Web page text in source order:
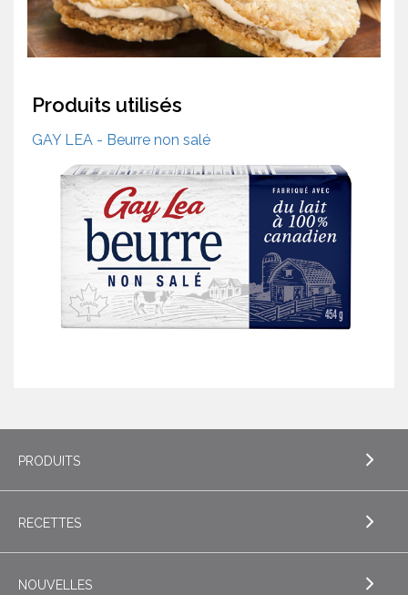
Produits utilisés
GAY LEA - Beurre non salé
PRODUITS
EXPLORE PRODUITS
RECETTES
EXPLORE RECETTES
NOUVELLES